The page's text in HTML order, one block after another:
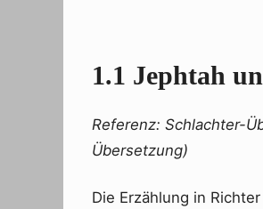
1.1 Jephtah
Referenz: Schlachter-
Übersetzung)
Die Erzählung in